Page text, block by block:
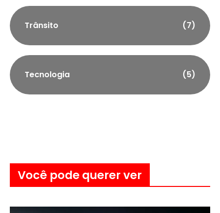
Trânsito (7)
Tecnologia (5)
Você pode querer ver